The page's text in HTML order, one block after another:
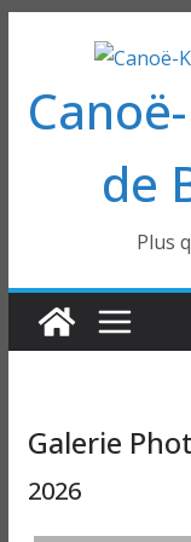
contenu
de
Plus
Galerie
2026